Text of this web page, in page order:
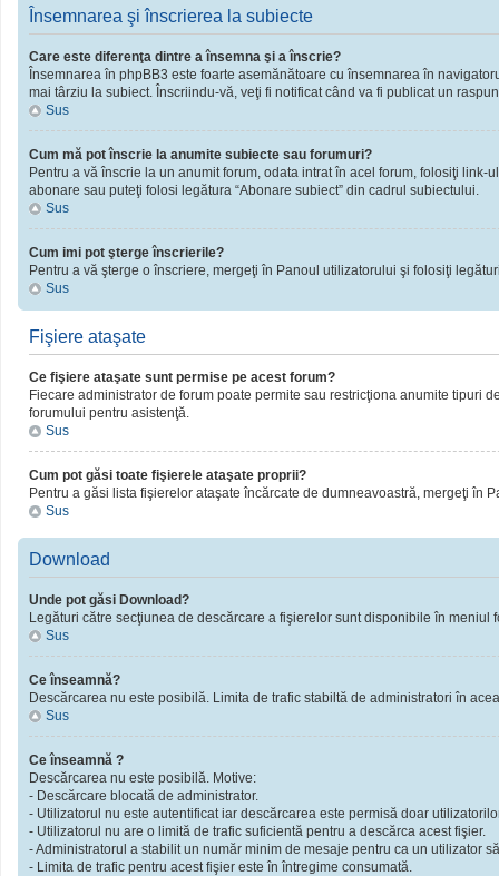
Însemnarea şi înscrierea la subiecte
Care este diferenţa dintre a însemna şi a înscrie?
Însemnarea în phpBB3 este foarte asemănătoare cu însemnarea în
mai târziu la subiect. Înscriindu-vă, veţi fi notificat când va fi publicat un
Sus
Cum mă pot înscrie la anumite subiecte sau forumuri?
Pentru a vă înscrie la un anumit forum, odata intrat în acel forum, folosiţi
abonare sau puteţi folosi legătura “Abonare subiect” din cadrul subiectului.
Sus
Cum imi pot şterge înscrierile?
Pentru a vă şterge o înscriere, mergeţi în Panoul utilizatorului şi folosiţi
Sus
Fişiere ataşate
Ce fişiere ataşate sunt permise pe acest forum?
Fiecare administrator de forum poate permite sau restricţiona anumite tipuri
forumului pentru asistenţă.
Sus
Cum pot găsi toate fişierele ataşate proprii?
Pentru a găsi lista fişierelor ataşate încărcate de dumneavoastră, mergeţi în
Sus
Download
Unde pot găsi Download?
Legături către secţiunea de descărcare a fişierelor sunt disponibile în meniul
Sus
Ce înseamnă?
Descărcarea nu este posibilă. Limita de trafic stabiltă de administratori în
Sus
Ce înseamnă ?
Descărcarea nu este posibilă. Motive:
- Descărcare blocată de administrator.
- Utilizatorul nu este autentificat iar descărcarea este permisă doar
- Utilizatorul nu are o limită de trafic suficientă pentru a descărca acest fişier.
- Administratorul a stabilit un număr minim de mesaje pentru ca un utilizator
- Limita de trafic pentru acest fişier este în întregime consumată.